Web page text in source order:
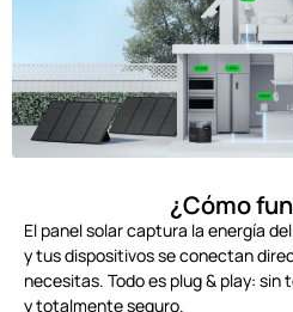
¿Cómo
El panel solar captura la energía
y tus dispositivos se conectan
necesitas. Todo es plug & play:
y totalmente seguro.